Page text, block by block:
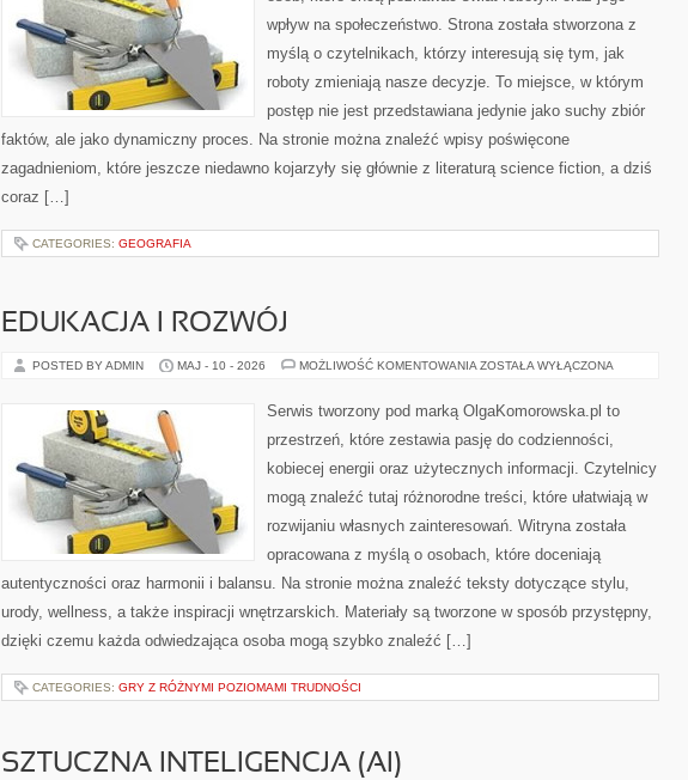
wpływ na społeczeństwo. Strona została stworzona z
myślą o czytelnikach, którzy interesują się tym, jak
roboty zmieniają nasze decyzje. To miejsce, w którym
postęp nie jest przedstawiana jedynie jako suchy zbiór
faktów, ale jako dynamiczny proces. Na stronie można znaleźć wpisy poświęcone
zagadnieniom, które jeszcze niedawno kojarzyły się głównie z literaturą science fiction, a dziś
coraz […]
CATEGORIES: GEOGRAFIA
EDUKACJA I ROZWÓJ
POSTED BY ADMIN MAJ - 10 - 2026 MOŻLIWOŚĆ KOMENTOWANIA EDUKACJA
ZOSTAŁA WYŁĄCZONA
Serwis tworzony pod marką OlgaKomorowska.pl to
przestrzeń, które zestawia pasję do codzienności,
kobiecej energii oraz użytecznych informacji. Czytelnicy
mogą znaleźć tutaj różnorodne treści, które ułatwiają w
rozwijaniu własnych zainteresowań. Witryna została
opracowana z myślą o osobach, które doceniają
autentyczności oraz harmonii i balansu. Na stronie można znaleźć teksty dotyczące stylu,
urody, wellness, a także inspiracji wnętrzarskich. Materiały są tworzone w sposób przystępny,
dzięki czemu każda odwiedzająca osoba mogą szybko znaleźć […]
CATEGORIES: GRY Z RÓŻNYMI POZIOMAMI TRUDNOŚCI
SZTUCZNA INTELIGENCJA (AI)